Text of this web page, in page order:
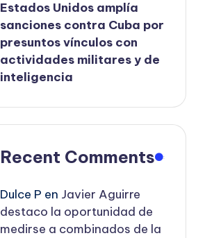
Estados Unidos amplía
sanciones contra Cuba por
presuntos vínculos con
actividades militares y de
inteligencia
Recent Comments
Dulce P en Javier Aguirre
destaco la oportunidad de
medirse a combinados de la